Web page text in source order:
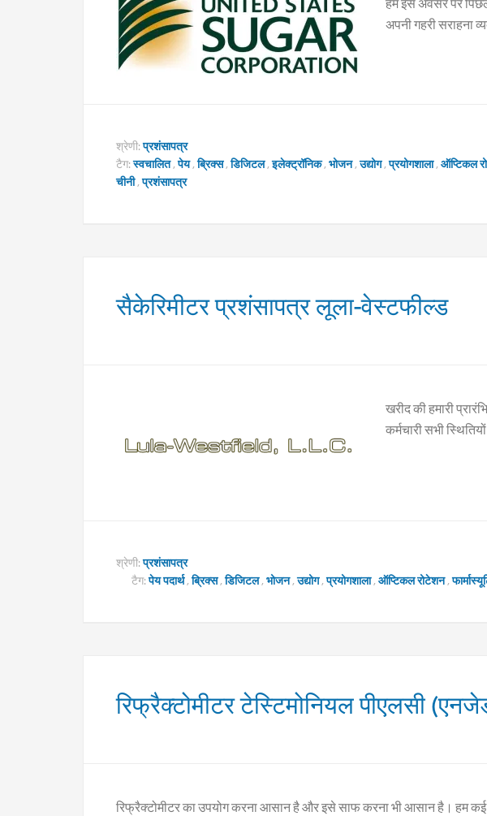
अपनी गहरी सराहना
श्रेणी:प्रशंसापत्र
टैग:स्वचालित,पेय,ब्रिक्स,डिजिटल,इलेक्ट्रॉनिक, भोजन,उद्योग,प्रयोगशाला, ऑप्टिकल
चीनी,प्रशंसापत्र
सैकेरिमीटर प्रशंसापत्र लूला-वेस्टफील्ड
खरीद की हमारी
कर्मचारी सभी
श्रेणी:प्रशंसापत्र
टैग:पेय पदार्थ,ब्रिक्स,डिजिटल, भोजन,उद्योग,प्रयोगशाला, ऑप्टिकल रोटेशन,
रिफ्रैक्टोमीटर टेस्टिमोनियल पीएलसी
रिफ्रैक्टोमीटर का उपयोग करना आसान है और इसे साफ करना भी आसान है। हम कई